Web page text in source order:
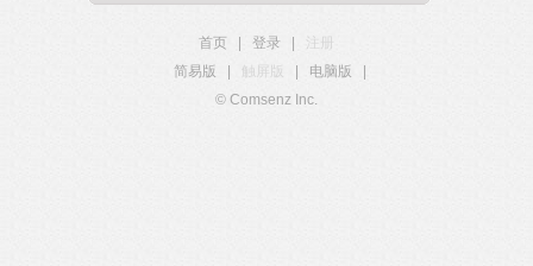
首页 登录
注册
简易版
触屏版 电脑版
© Comsenz Inc.